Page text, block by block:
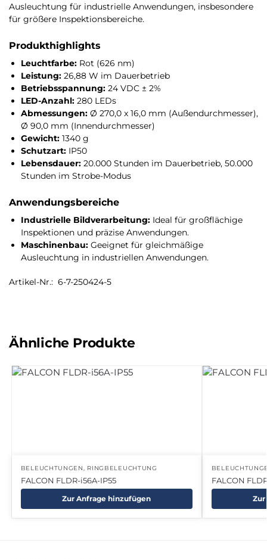
Ausleuchtung für industrielle Anwendungen, insbesondere
für größere Inspektionsbereiche.
Produkthighlights
Leuchtfarbe: Rot (626 nm)
Leistung: 26,88 W im Dauerbetrieb
Betriebsspannung: 24 VDC ± 2%
LED-Anzahl: 280 LEDs
Abmessungen: Ø 270,0 x 16,0 mm (Außendurchmesser),
Ø 90,0 mm (Innendurchmesser)
Gewicht: 1340 g
Schutzart: IP50
Lebensdauer: 20.000 Stunden im Dauerbetrieb, 50.000
Stunden im Strobe-Modus
Anwendungsbereiche
Industrielle Bildverarbeitung: Ideal für großflächige
Inspektionen und präzise Anwendungen.
Maschinenbau: Geeignet für gleichmäßige
Ausleuchtung in industriellen Anwendungen.
Artikel-Nr.: 6-7-250424-5
Ähnliche Produkte
BELEUCHTUNGEN, RINGBELEUCHTUNG
FALCON FLDR-i56A-IP55
Zur Anfrage hinzufügen
FALCON